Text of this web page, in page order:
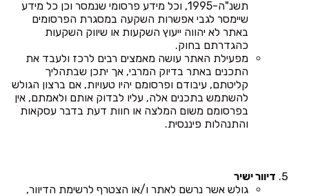
תשנ"ה-1995, וכל מידע פרסומי שנמסר וכן כל מידע
שיימסר לגבי אפשרות השקעה במסגרת הפרסומים
באתר לא יהווה ייעוץ השקעות או שיווק השקעות
כהגדרתם בחוק.
מפעילת האתר עושה מאמצים רבים לרכז ולעבד את
התכנים באתר בדיוק המרבי, אך יתכן שבתהליך
קליטתם, עיבודם ופרסומם יהיו טעויות, אם ברצון הגולש
להשתמש בתכנים אלה, עליו לבדוק אותם ולאמתם, אין
בפרסומם משום המלצה או חוות דעת בדבר עסקאות
והתנהלות פיננסית.
דיוור ישיר
גולש אשר נרשם לאתר ו/או הצטרף לרשימת הדיוור,